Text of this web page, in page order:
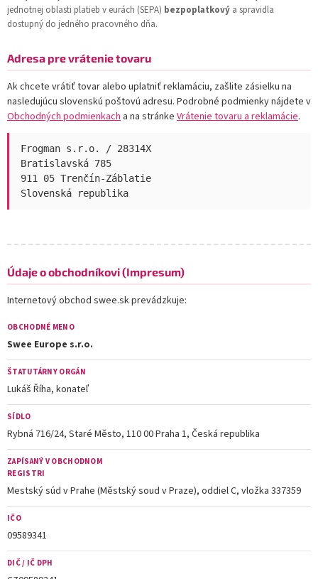
jednotnej oblasti platieb v eurách (SEPA) bezpoplatkový a spravidla
dostupný do jedného pracovného dňa.
Adresa pre vrátenie tovaru
Ak chcete vrátiť tovar alebo uplatniť reklamáciu, zašlite zásielku na
nasledujúcu slovenskú poštovú adresu. Podrobné podmienky nájdete v
Obchodných podmienkach a na stránke Vrátenie tovaru a reklamácie.
Frogman s.r.o. / 28314X
Bratislavská 785
911 05 Trenčín-Záblatie
Slovenská republika
Údaje o obchodníkovi (Impresum)
Internetový obchod swee.sk prevádzkuje:
OBCHODNÉ MENO
Swee Europe s.r.o.
ŠTATUTÁRNY ORGÁN
Lukáš Říha, konateľ
SÍDLO
Rybná 716/24, Staré Město, 110 00 Praha 1, Česká republika
ZAPÍSANÝ V OBCHODNOM
REGISTRI
Mestský súd v Prahe (Městský soud v Praze), oddiel C, vložka 337359
IČO
09589341
DIČ / IČ DPH